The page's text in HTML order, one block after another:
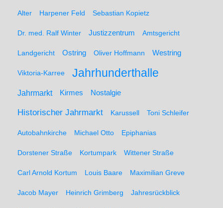
Alter Harpener Feld Sebastian Kopietz
Dr. med. Ralf Winter Justizzentrum Amtsgericht
Landgericht Ostring Oliver Hoffmann Westring
Viktoria-Karree Jahrhunderthalle
Jahrmarkt Kirmes Nostalgie
Historischer Jahrmarkt Karussell Toni Schleifer
Autobahnkirche Michael Otto Epiphanias
Dorstener Straße Kortumpark Wittener Straße
Carl Arnold Kortum Louis Baare Maximilian Greve
Jacob Mayer Heinrich Grimberg Jahresrückblick